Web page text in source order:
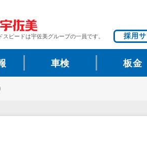
スピードは宇佐美グループの一員です。 採用
車検 板金